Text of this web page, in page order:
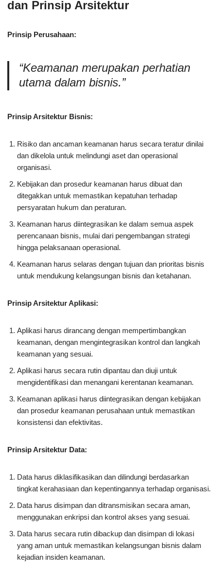
dan Prinsip Arsitektur
Prinsip Perusahaan:
“Keamanan merupakan perhatian
utama dalam bisnis.”
Prinsip Arsitektur Bisnis:
Risiko dan ancaman keamanan harus secara teratur dinilai
dan dikelola untuk melindungi aset dan operasional
organisasi.
Kebijakan dan prosedur keamanan harus dibuat dan
ditegakkan untuk memastikan kepatuhan terhadap
persyaratan hukum dan peraturan.
Keamanan harus diintegrasikan ke dalam semua aspek
perencanaan bisnis, mulai dari pengembangan strategi
hingga pelaksanaan operasional.
Keamanan harus selaras dengan tujuan dan prioritas bisnis
untuk mendukung kelangsungan bisnis dan ketahanan.
Prinsip Arsitektur Aplikasi:
Aplikasi harus dirancang dengan mempertimbangkan
keamanan, dengan mengintegrasikan kontrol dan langkah
keamanan yang sesuai.
Aplikasi harus secara rutin dipantau dan diuji untuk
mengidentifikasi dan menangani kerentanan keamanan.
Keamanan aplikasi harus diintegrasikan dengan kebijakan
dan prosedur keamanan perusahaan untuk memastikan
konsistensi dan efektivitas.
Prinsip Arsitektur Data:
Data harus diklasifikasikan dan dilindungi berdasarkan
tingkat kerahasiaan dan kepentingannya terhadap organisasi.
Data harus disimpan dan ditransmisikan secara aman,
menggunakan enkripsi dan kontrol akses yang sesuai.
Data harus secara rutin dibackup dan disimpan di lokasi
yang aman untuk memastikan kelangsungan bisnis dalam
kejadian insiden keamanan.